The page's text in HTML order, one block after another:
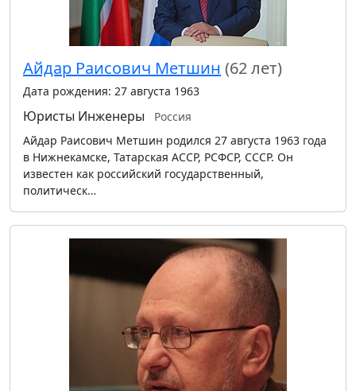
Айдар Раисович Метшин (62 лет)
Дата рождения: 27 августа 1963
Юристы Инженеры
Россия
Айдар Раисович Метшин родился 27 августа 1963 года
в Нижнекамске, Татарская АССР, РСФСР, СССР. Он
известен как российский государственный,
политическ…